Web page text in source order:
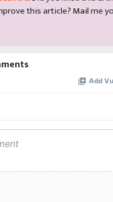
this article?Mailme